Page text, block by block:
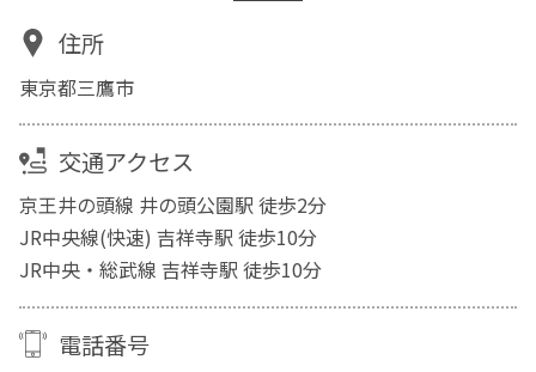
住所
東京都三鷹市
交通アクセス
京王井の頭線 井の頭公園駅 徒歩2分
JR中央線(快速) 吉祥寺駅 徒歩10分
JR中央・総武線 吉祥寺駅 徒歩10分
電話番号